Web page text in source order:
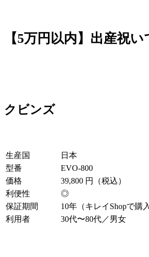
【5万円以内】出産祝
クビンズ
生産国
日本
型番
EVO-800
価格
39,800 円（税込）
利便性
◎
保証期間
10年（キレイShopで購
利用者
30代〜80代／男女